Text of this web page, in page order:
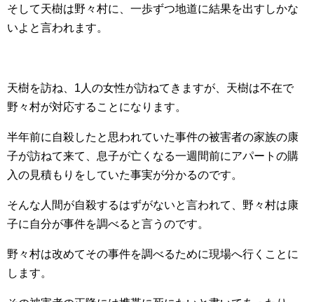
そして天樹は野々村に、一歩ずつ地道に結果を出すしかな
いよと言われます。
天樹を訪ね、1人の女性が訪ねてきますが、天樹は不在で
野々村が対応することになります。
半年前に自殺したと思われていた事件の被害者の家族の康
子が訪ねて来て、息子が亡くなる一週間前にアパートの購
入の見積もりをしていた事実が分かるのです。
そんな人間が自殺するはずがないと言われて、野々村は康
子に自分が事件を調べると言うのです。
野々村は改めてその事件を調べるために現場へ行くことに
します。